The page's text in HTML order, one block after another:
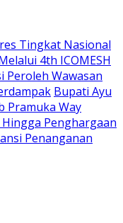
Tingkat Nasional
4th ICOMESH
Peroleh Wawasan
Bupati Ayu
Pramuka Way
Hingga Penghargaan
Penanganan